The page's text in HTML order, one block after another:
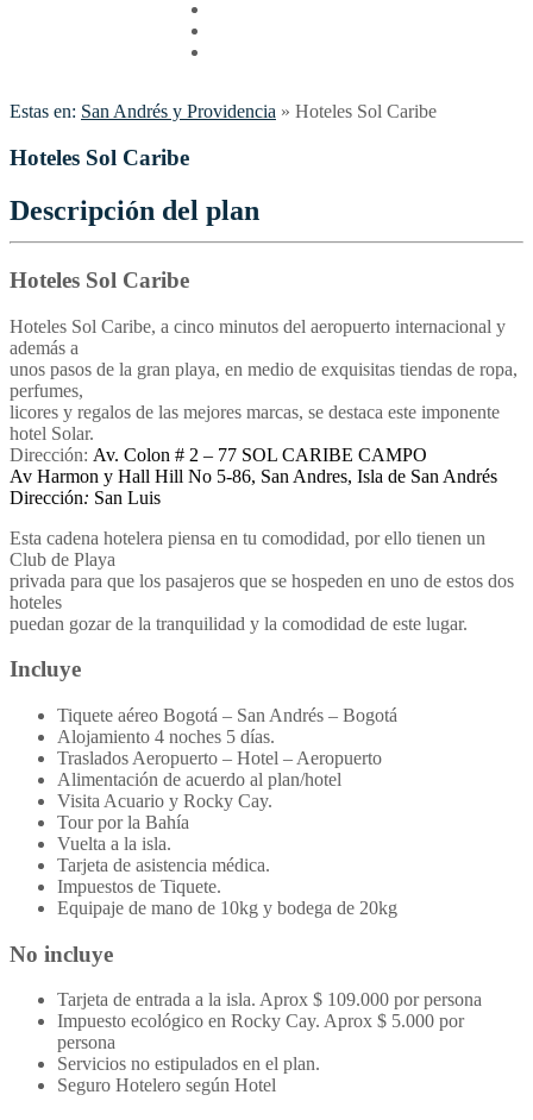
Estas en: San Andrés y Providencia » Hoteles Sol Caribe
Hoteles Sol Caribe
Descripción del plan
Hoteles Sol Caribe
Hoteles Sol Caribe, a cinco minutos del aeropuerto internacional y
además a
unos pasos de la gran playa, en medio de exquisitas tiendas de ropa,
perfumes,
licores y regalos de las mejores marcas, se destaca este imponente
hotel Solar.
Dirección: Av. Colon # 2 – 77 SOL CARIBE CAMPO
Av Harmon y Hall Hill No 5-86, San Andres, Isla de San Andrés
Dirección: San Luis
Esta cadena hotelera piensa en tu comodidad, por ello tienen un
Club de Playa
privada para que los pasajeros que se hospeden en uno de estos dos
hoteles
puedan gozar de la tranquilidad y la comodidad de este lugar.
Incluye
Tiquete aéreo Bogotá – San Andrés – Bogotá
Alojamiento 4 noches 5 días.
Traslados Aeropuerto – Hotel – Aeropuerto
Alimentación de acuerdo al plan/hotel
Visita Acuario y Rocky Cay.
Tour por la Bahía
Vuelta a la isla.
Tarjeta de asistencia médica.
Impuestos de Tiquete.
Equipaje de mano de 10kg y bodega de 20kg
No incluye
Tarjeta de entrada a la isla. Aprox $ 109.000 por persona
Impuesto ecológico en Rocky Cay. Aprox $ 5.000 por
persona
Servicios no estipulados en el plan.
Seguro Hotelero según Hotel